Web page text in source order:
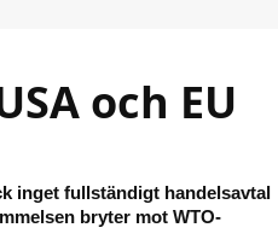
och EU
inget fullständigt handelsavtal
bryter mot WTO-